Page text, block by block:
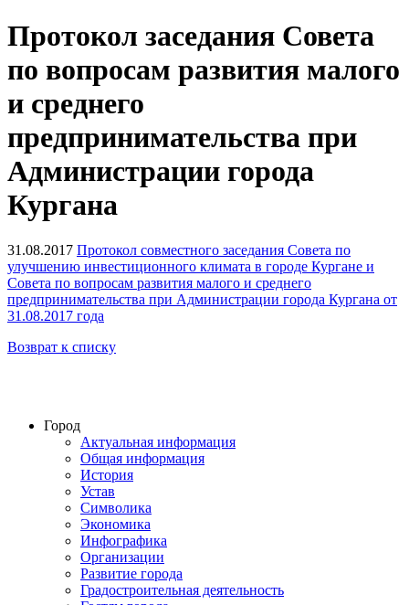
Протокол заседания Совета
по вопросам развития малого
и среднего
предпринимательства при
Администрации города
Кургана
31.08.2017 Протокол совместного заседания Совета по
улучшению инвестиционного климата в городе Кургане и
Совета по вопросам развития малого и среднего
предпринимательства при Администрации города Кургана от
31.08.2017 года
Возврат к списку
Город
Актуальная информация
Общая информация
История
Устав
Символика
Экономика
Инфографика
Организации
Развитие города
Градостроительная деятельность